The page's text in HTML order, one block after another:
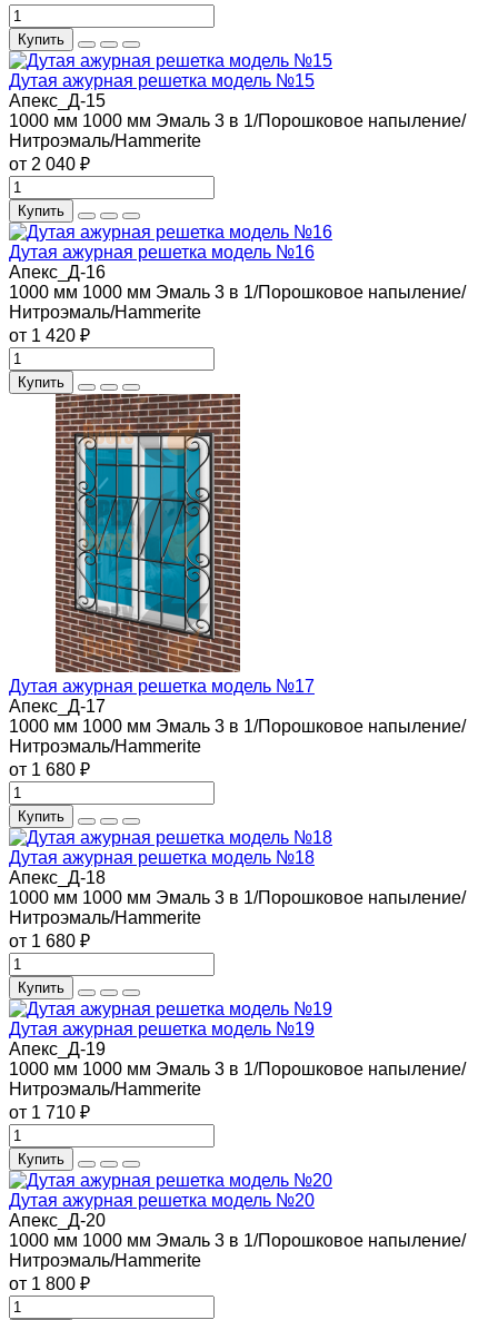
Купить
Дутая ажурная решетка модель №15
Апекс_Д-15
1000 мм 1000 мм Эмаль 3 в 1/Порошковое напыление/
Нитроэмаль/Hammerite
от 2 040 ₽
Купить
Дутая ажурная решетка модель №16
Апекс_Д-16
1000 мм 1000 мм Эмаль 3 в 1/Порошковое напыление/
Нитроэмаль/Hammerite
от 1 420 ₽
Купить
Дутая ажурная решетка модель №17
Апекс_Д-17
1000 мм 1000 мм Эмаль 3 в 1/Порошковое напыление/
Нитроэмаль/Hammerite
от 1 680 ₽
Купить
Дутая ажурная решетка модель №18
Апекс_Д-18
1000 мм 1000 мм Эмаль 3 в 1/Порошковое напыление/
Нитроэмаль/Hammerite
от 1 680 ₽
Купить
Дутая ажурная решетка модель №19
Апекс_Д-19
1000 мм 1000 мм Эмаль 3 в 1/Порошковое напыление/
Нитроэмаль/Hammerite
от 1 710 ₽
Купить
Дутая ажурная решетка модель №20
Апекс_Д-20
1000 мм 1000 мм Эмаль 3 в 1/Порошковое напыление/
Нитроэмаль/Hammerite
от 1 800 ₽